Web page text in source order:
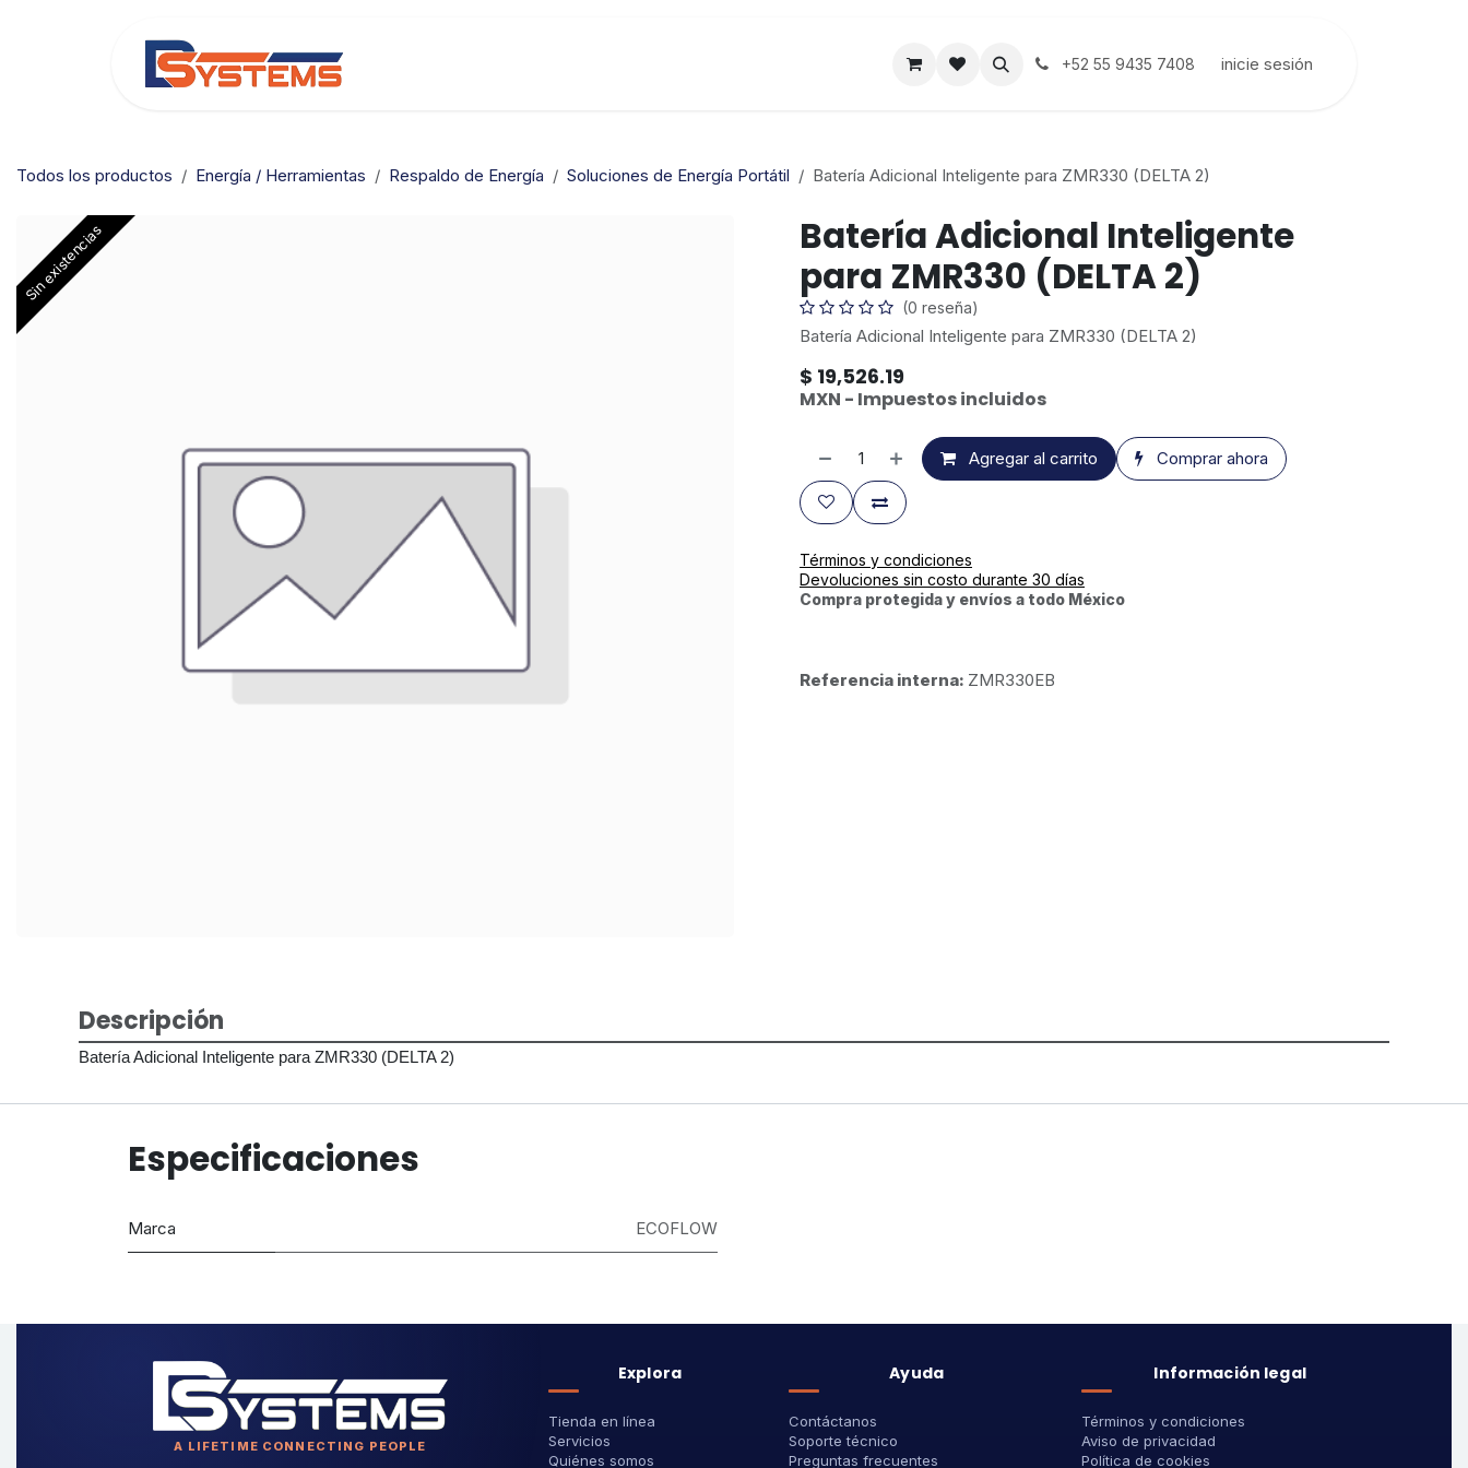
+52 55 9435 7408 inicie sesión
Todos los productos Energía / Herramientas Respaldo de Energía Soluciones de Energía Portátil Batería Adicional Inteligente para ZMR330 (DELTA 2)
Sin existencias
Batería Adicional Inteligente
para ZMR330 (DELTA 2)
(0 reseña)
Batería Adicional Inteligente para ZMR330 (DELTA 2)
$ 19,526.19
MXN - Impuestos incluidos
Agregar al carrito Comprar ahora
Términos y condiciones
Devoluciones sin costo durante 30 días
Compra protegida y envíos a todo México
Referencia interna: ZMR330EB
Descripción
Batería Adicional Inteligente para ZMR330 (DELTA 2)
Especificaciones
Marca ECOFLOW
A LIFETIME CONNECTING PEOPLE
Explora
Tienda en línea
Servicios
Quiénes somos
Ayuda
Contáctanos
Soporte técnico
Preguntas frecuentes
Información legal
Términos y condiciones
Aviso de privacidad
Política de cookies